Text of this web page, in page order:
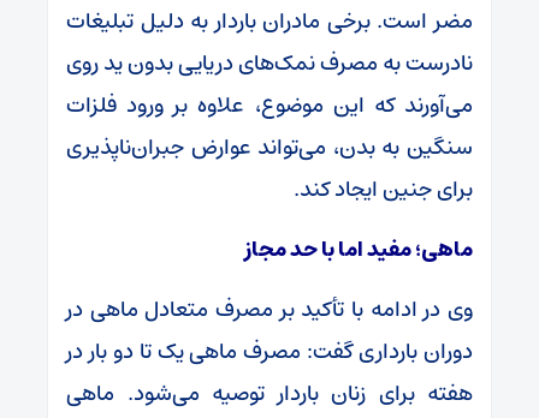
مضر است. برخی مادران باردار به دلیل تبلیغات
نادرست به مصرف نمک‌های دریایی بدون ید روی
می‌آورند که این موضوع، علاوه بر ورود فلزات
سنگین به بدن، می‌تواند عوارض جبران‌ناپذیری
برای جنین ایجاد کند.
ماهی؛ مفید اما با حد مجاز
وی در ادامه با تأکید بر مصرف متعادل ماهی در
دوران بارداری گفت: مصرف ماهی یک تا دو بار در
هفته برای زنان باردار توصیه می‌شود. ماهی